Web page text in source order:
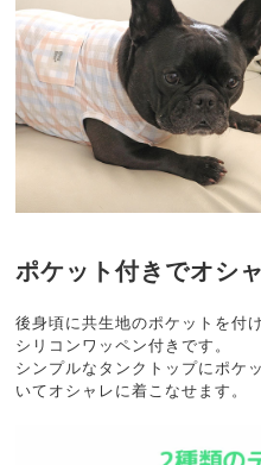
ポケット付きでオシ
後身頃に共生地のポケットを付
シリコンワッペン付きです。
シンプルなタンクトップにポケ
いてオシャレに着こなせます。